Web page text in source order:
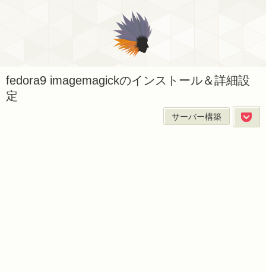
fedora9 imagemagickのインストール＆詳細設
定
サーバー構築